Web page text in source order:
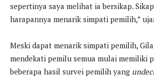
sepertinya saya melihat ia bersikap.
harapannya menarik simpati pemilih,”
Meski dapat menarik simpati pemilih,
mendekati pemilu semua mulai memiliki
beberapa hasil survei pemilih yang